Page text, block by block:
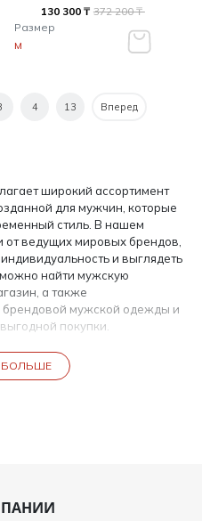
130 300 ₸ 372 200 ₸
Размер
M
4 13 Вперед
широкий ассортимент
для мужчин, которые
стиль. В нашем
от ведущих мировых брендов,
и выглядеть
найти мужскую
а также
брендовой мужской одежды и
покупки.
для деловых и
брендовые для повседневной
БОЛЬШЕ